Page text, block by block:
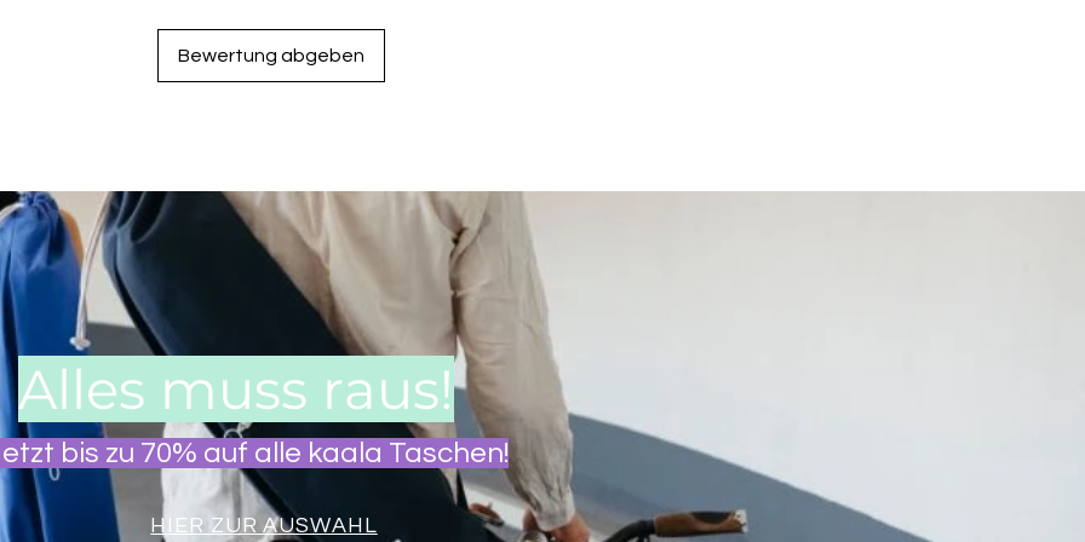
Bewertung abgeben
Alles muss raus!
bis zu 70% auf alle kaala Taschen!
HIER ZUR AUSWAHL